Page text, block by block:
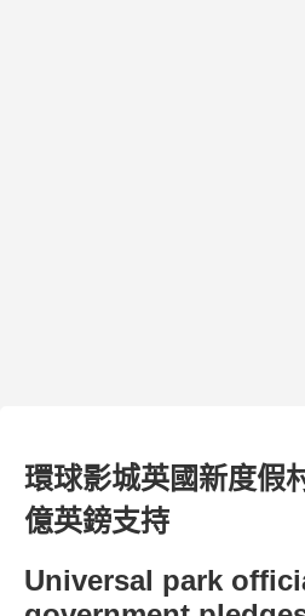
環球影城英國新度假
億英鎊支持
Universal park